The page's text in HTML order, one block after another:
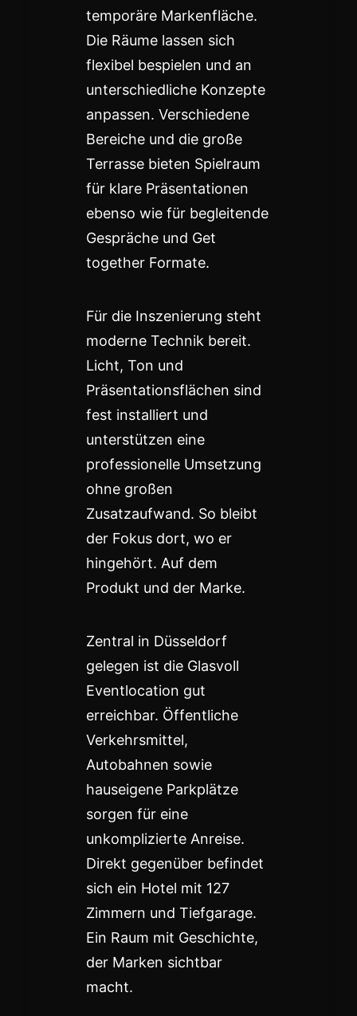
temporäre Markenfläche.
Die Räume lassen sich
flexibel bespielen und an
unterschiedliche Konzepte
anpassen. Verschiedene
Bereiche und die große
Terrasse bieten Spielraum
für klare Präsentationen
ebenso wie für begleitende
Gespräche und Get
together Formate.
Für die Inszenierung steht
moderne Technik bereit.
Licht, Ton und
Präsentationsflächen sind
fest installiert und
unterstützen eine
professionelle Umsetzung
ohne großen
Zusatzaufwand. So bleibt
der Fokus dort, wo er
hingehört. Auf dem
Produkt und der Marke.
Zentral in Düsseldorf
gelegen ist die Glasvoll
Eventlocation gut
erreichbar. Öffentliche
Verkehrsmittel,
Autobahnen sowie
hauseigene Parkplätze
sorgen für eine
unkomplizierte Anreise.
Direkt gegenüber befindet
sich ein Hotel mit 127
Zimmern und Tiefgarage.
Ein Raum mit Geschichte,
der Marken sichtbar
macht.